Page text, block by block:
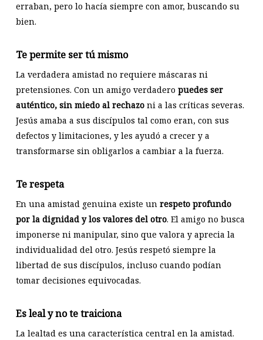
erraban, pero lo hacía siempre con amor, buscando su
bien.
Te permite ser tú mismo
La verdadera amistad no requiere máscaras ni
pretensiones. Con un amigo verdadero puedes ser
auténtico, sin miedo al rechazoni a las críticas severas.
Jesús amaba a sus discípulos tal como eran, con sus
defectos y limitaciones, y les ayudó a crecer y a
transformarse sin obligarlos a cambiar a la fuerza.
Te respeta
En una amistad genuina existe un respeto profundo
por la dignidad y los valores del otro. El amigo no busca
imponerse ni manipular, sino que valora y aprecia la
individualidad del otro. Jesús respetó siempre la
libertad de sus discípulos, incluso cuando podían
tomar decisiones equivocadas.
Es leal y no te traiciona
La lealtad es una característica central en la amistad.